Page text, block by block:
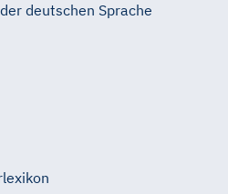
deutschen Sprache